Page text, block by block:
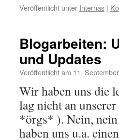
Veröffentlicht unter Internas |
Blogarbeiten:
und Updates
Veröffentlicht am 11.
Wir haben uns die
lag nicht an
*örgs* ). Nein,
haben uns u.a.